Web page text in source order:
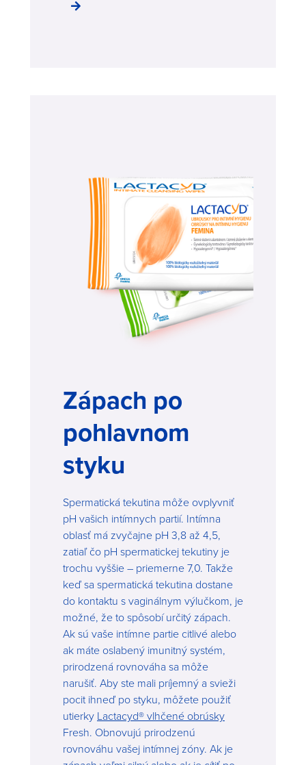
Zápach po
pohlavnom
styku
Spermatická tekutina môže ovplyvniť
pH vašich intímnych partií. Intímna
oblasť má zvyčajne pH 3,8 až 4,5,
zatiaľ čo pH spermatickej tekutiny je
trochu vyššie – priemerne 7,0. Takže
keď sa spermatická tekutina dostane
do kontaktu s vaginálnym výlučkom, je
možné, že to spôsobí určitý zápach.
Ak sú vaše intímne partie citlivé alebo
ak máte oslabený imunitný systém,
prirodzená rovnováha sa môže
narušiť. Aby ste mali príjemný a svieži
pocit ihneď po styku, môžete použiť
utierky Lactacyd® vlhčené obrúsky
Fresh. Obnovujú prirodzenú
rovnováhu vašej intímnej zóny. Ak je